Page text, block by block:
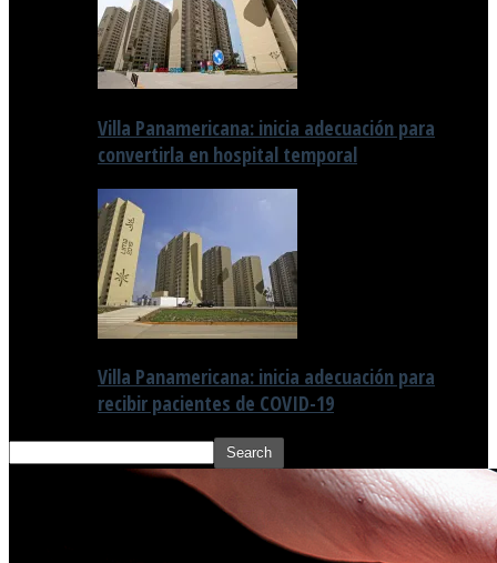
Villa Panamericana: inicia adecuación para
convertirla en hospital temporal
Villa Panamericana: inicia adecuación para
recibir pacientes de COVID-19